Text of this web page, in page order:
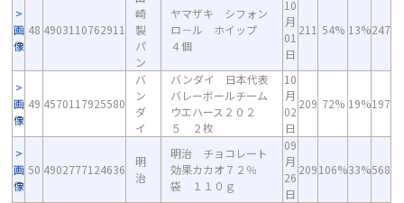
画
像
48 4903110762911
崎
製
パ
ン
ヤマザキ シフォン
ロ－ル ホイップ
４個
10
月
01
日
211 54% 13%247
画
像
49 4570117925580
バ
ン
ダ
イ
バンダイ 日本代表
バレーボールチーム
ウエハース２０２
５ ２枚
10
月
02
日
209 72% 19%197
画
像
50 4902777124636
明
治
明治 チョコレート
効果カカオ７２％
袋 １１０ｇ
09
月
26
日
209106%33%568